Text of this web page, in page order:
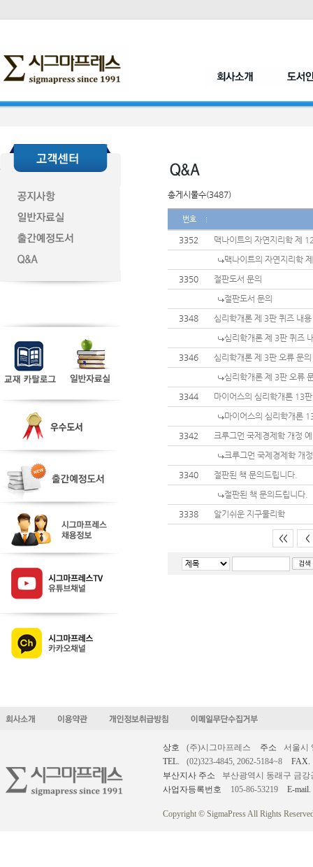
총게시물수(3487)
번호
3352
맥나이트의 자연지리학 제
맥나이트의 자연지리학
3350
절판도서 문의
절판도서 문의
3348
심리학개론 제 3판 퀴즈 내
심리학개론 제 3판 퀴즈
3346
심리학개론 제 3판 오류 문의
심리학개론 제 3판 오류
3344
마이어스의 심리학개론 13
마이어스의 심리학개론
3342
크루그먼 국제경제학 개정
크루그먼 국제경제학 개
3340
절판된 책 문의드립니다.
절판된 책 문의드립니다.
3338
알기쉬운 지구물리학
<< <
상호 (주)시그마프레스 주소
서울시
TEL.
(02)323-4845, 2062-5184~8
FAX.
부산지사 주소
부산광역시 동래구 금강
사업자등록번호
105-86-53219 E-mail.
Copyright © SigmaPress All Rights